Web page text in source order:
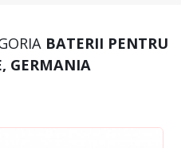
BATERII PENTRU
GERMANIA